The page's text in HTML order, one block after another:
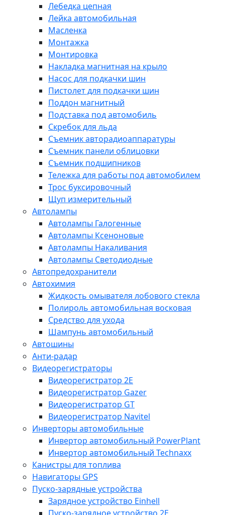
Лебедка цепная
Лейка автомобильная
Масленка
Монтажка
Монтировка
Накладка магнитная на крыло
Насос для подкачки шин
Пистолет для подкачки шин
Поддон магнитный
Подставка под автомобиль
Скребок для льда
Съемник авторадиоаппаратуры
Съемник панели облицовки
Съемник подшипников
Тележка для работы под автомобилем
Трос буксировочный
Щуп измерительный
Автолампы
Автолампы Галогенные
Автолампы Ксеноновые
Автолампы Накаливания
Автолампы Светодиодные
Автопредохранители
Автохимия
Жидкость омывателя лобового стекла
Полироль автомобильная восковая
Средство для ухода
Шампунь автомобильный
Автошины
Анти-радар
Видеорегистраторы
Видеорегистратор 2E
Видеорегистратор Gazer
Видеорегистратор GT
Видеорегистратор Navitel
Инверторы автомобильные
Инвертор автомобильный PowerPlant
Инвертор автомобильный Technaxx
Канистры для топлива
Навигаторы GPS
Пуско-зарядные устройства
Зарядное устройство Einhell